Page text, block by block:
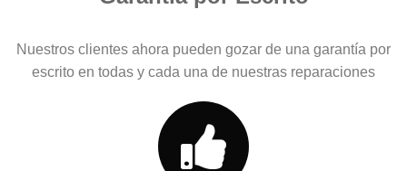
Nuestros clientes ahora pueden gozar de una garantía por
escrito en todas y cada una de nuestras reparaciones